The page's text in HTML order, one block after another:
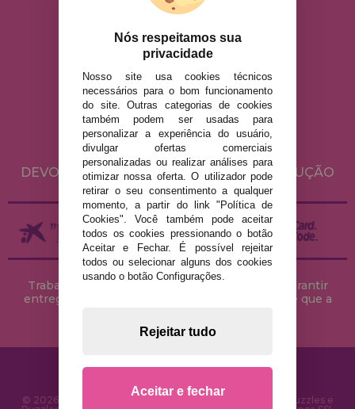
info@casadopuzzle.pt
AVISO LEGAL
POLÍTICA DE PRIVACIDADE
POLÍTICA DE COOKIES
ENVIO E DEVOLUÇÕES
DEVOLUÇÕES / DIREITO DE LIVRE RESOLUÇÃO
Trabalhamos com stocks permanentes para garantir
entregas rápidas no território peninsular, desde que a
© 2026 CasaDoPuzzle.com - Loja Online para comprar Puzzles e
Nós respeitamos sua
privacidade
Nosso site usa cookies técnicos
necessários para o bom funcionamento
do site. Outras categorias de cookies
também podem ser usadas para
personalizar a experiência do usuário,
divulgar ofertas comerciais
personalizadas ou realizar análises para
otimizar nossa oferta. O utilizador pode
retirar o seu consentimento a qualquer
momento, a partir do link "Política de
Cookies". Você também pode aceitar
todos os cookies pressionando o botão
Aceitar e Fechar. É possível rejeitar
todos ou selecionar alguns dos cookies
usando o botão Configurações.
Rejeitar tudo
Aceitar e fechar